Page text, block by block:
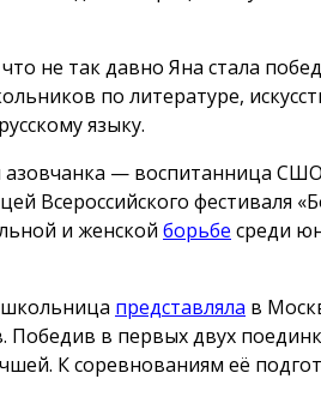
не так давно Яна стала
по литературе,
языку.
азовчанка — воспитанница
Всероссийского фестиваля
и женской борьбе среди
представляла в
. Победив в первых двух
К соревнованиям её